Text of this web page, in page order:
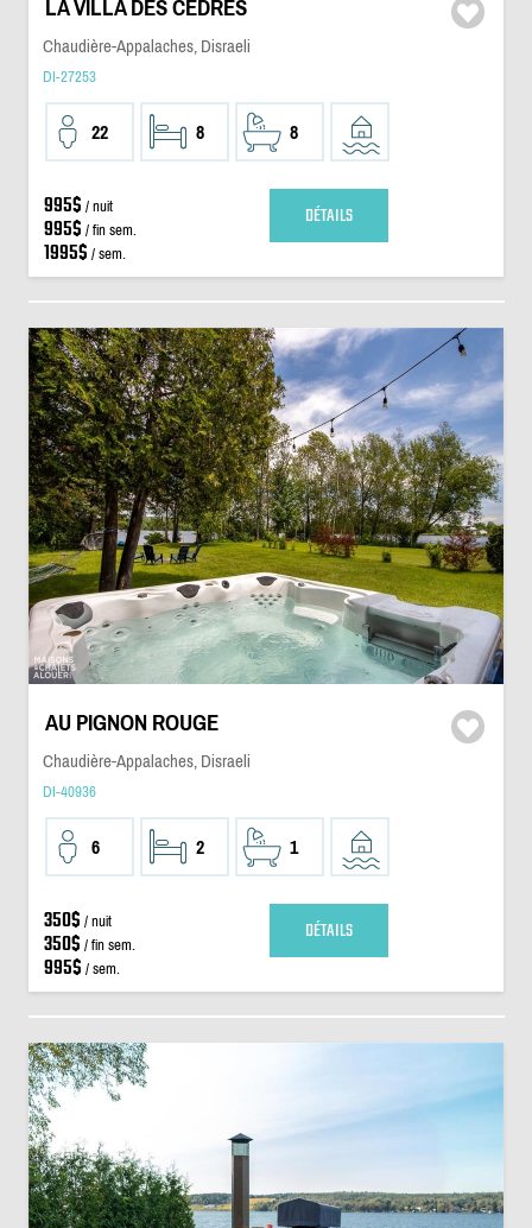
LA VILLA DES CÈDRES
Chaudière-Appalaches, Disraeli
DI-27253
22 8 8
995$ / nuit
995$ / fin sem.
1995$ / sem.
DÉTAILS
AU PIGNON ROUGE
Chaudière-Appalaches, Disraeli
DI-40936
6 2 1
350$ / nuit
350$ / fin sem.
995$ / sem.
DÉTAILS